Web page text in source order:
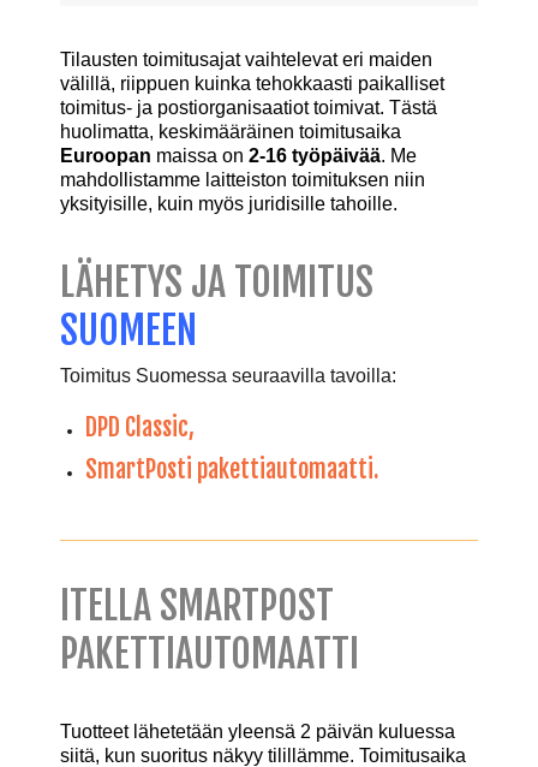
Tilausten toimitusajat vaihtelevat eri maiden
välillä, riippuen kuinka tehokkaasti paikalliset
toimitus- ja postiorganisaatiot toimivat. Tästä
huolimatta, keskimääräinen toimitusaika
Euroopan maissa on 2-16 työpäivää. Me
mahdollistamme laitteiston toimituksen niin
yksityisille, kuin myös juridisille tahoille.
LÄHETYS JA TOIMITUS
SUOMEEN
Toimitus Suomessa seuraavilla tavoilla:
DPD Classic,
SmartPosti pakettiautomaatti.
ITELLA SMARTPOST
PAKETTIAUTOMAATTI
Tuotteet lähetetään yleensä 2 päivän kuluessa
siitä, kun suoritus näkyy tilillämme. Toimitusaika